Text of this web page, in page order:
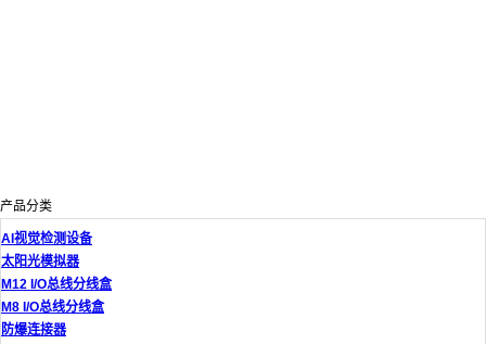
产品分类
AI视觉检测设备
太阳光模拟器
M12 I/O总线分线盒
M8 I/O总线分线盒
防爆连接器